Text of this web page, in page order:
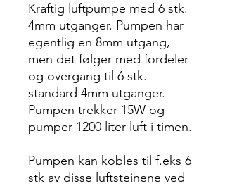
Kraftig luftpumpe med 6 stk.
4mm utganger. Pumpen har
egentlig en 8mm utgang,
men det følger med fordeler
og overgang til 6 stk.
standard 4mm utganger.
Pumpen trekker 15W og
pumper 1200 liter luft i timen.
Pumpen kan kobles til f.eks 6
stk av disse luftsteinene ved